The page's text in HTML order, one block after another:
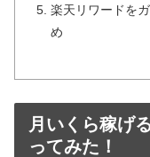
楽天リワードを
め
月いくら稼げ
ってみた！